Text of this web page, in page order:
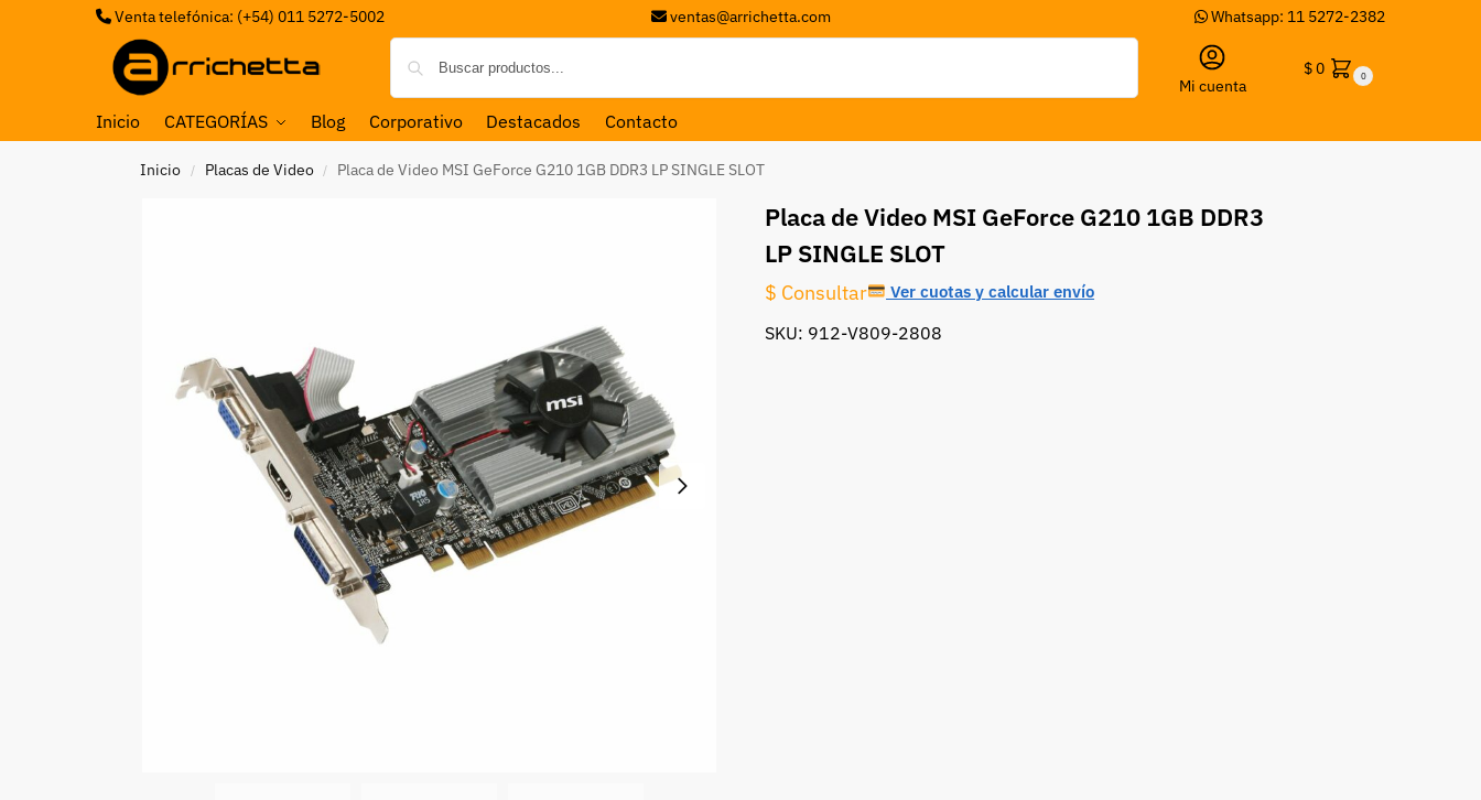
Venta telefónica: (+54) 011 5272-5002 ventas@arrichetta.com Whatsapp: 11 5272-2382
Mi cuenta
$0 0
Inicio CATEGORÍAS Blog Corporativo Destacados Contacto
Inicio / Placas de Video / Placa de Video MSI GeForce G210 1GB DDR3 LP SINGLE SLOT
Placa de Video MSI GeForce G210 1GB DDR3
LP SINGLE SLOT
$ Consultar
Ver cuotas y calcular envío
SKU: 912-V809-2808